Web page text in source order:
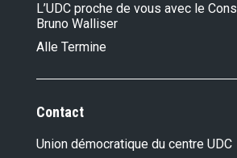
L’UDC proche de vous avec le
Bruno Walliser
Alle Termine
Contact
Union démocratique du centre UDC